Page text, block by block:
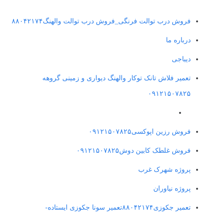
فروش درب توالت فرنگی_فروش درب توالت والهنگ۸۸۰۴۲۱۷۴
درباره ما
دیباجی
تعمیر فلاش تانک توکار والهنگ دیواری و زمینی گروهه
۰۹۱۲۱۵۰۷۸۲۵
فروش رزین اپوکسی۰۹۱۲۱۵۰۷۸۲۵
فروش غلطک کابین دوش۰۹۱۲۱۵۰۷۸۲۵
پروژه شهرک غرب
پروژه نیاوران
تعمیر جکوزی۸۸۰۴۲۱۷۴تعمیر سونا جکوزی ایستاده-